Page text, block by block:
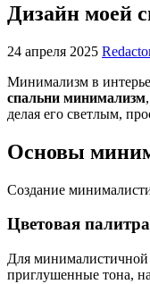
Дизайн моей
24 апреля 2025
Минимализм в
спальни минимализм
делая его светлым,
Основы
Создание
Цветовая палитра
Для минималистичной
приглушенные тона,